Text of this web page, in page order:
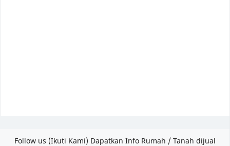
Follow us (Ikuti Kami) Dapatkan Info Rumah / Tanah dijual